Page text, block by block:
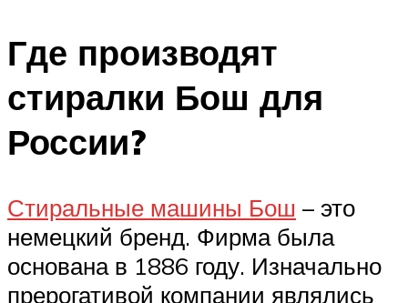
Где производят
стиралки Бош для
России?
Стиральные машины Бош – это
немецкий бренд. Фирма была
основана в 1886 году. Изначально
прерогативой компании являлись